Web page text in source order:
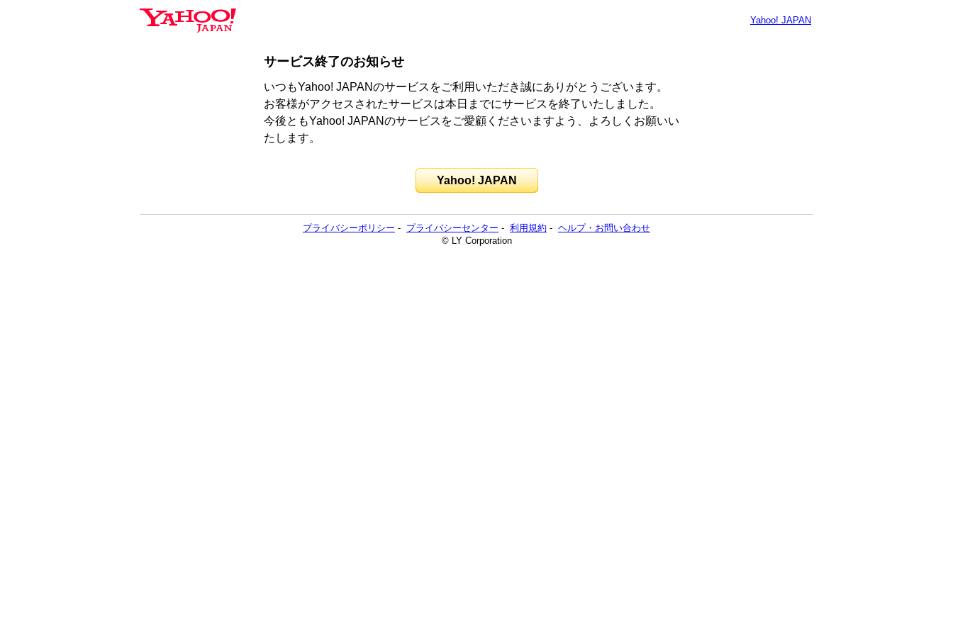
Yahoo! JAPAN
サービス終了のお知らせ
いつもYahoo! JAPANのサービスをご利用いただき誠にありがとうございます。
お客様がアクセスされたサービスは本日までにサービスを終了いたしました。
今後ともYahoo! JAPANのサービスをご愛顧くださいますよう、よろしくお願いい
たします。
Yahoo! JAPAN
プライバシーポリシー - プライバシーセンター - 利用規約 - ヘルプ・お問い合わせ
© LY Corporation